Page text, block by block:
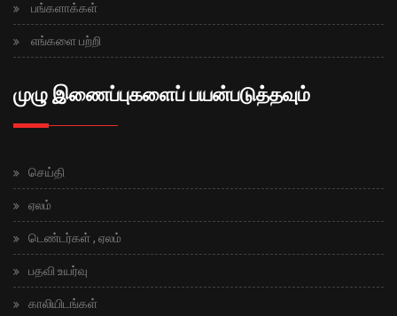
பங்களாக்கள்
எங்களை பற்றி
முழு இணைப்புகளைப் பயன்படுத்தவும்
செய்தி
ஏலம்
டெண்டர்கள் , ஏலம்
பதவி உயர்வு
காலியிடங்கள்